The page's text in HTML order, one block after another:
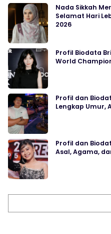
Nada Sikkah
Selamat Hari
2026
Profil Biodata
World
Profil dan
Lengkap Umur,
Profil dan
Asal, Agama,